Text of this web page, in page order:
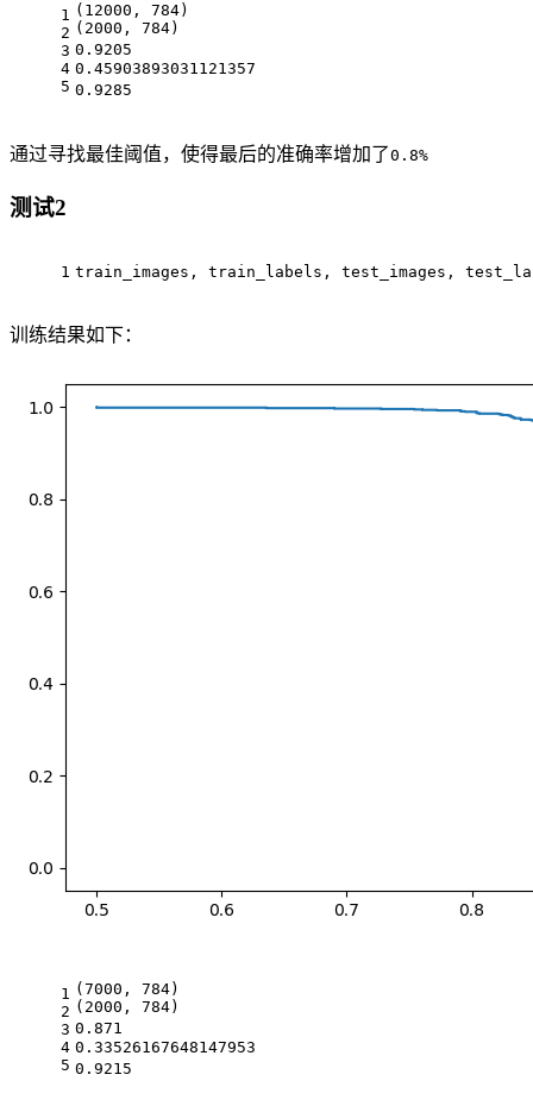
1
2
3
4
5
(12000, 784)
(2000, 784)
0.9205
0.45903893031121357
0.9285
通过寻找最佳阈值，使得最后的准确率增加了0.8%
测试2
1 train_images, train_labels, test_images,
训练结果如下：
1
2
3
4
5
(7000, 784)
(2000, 784)
0.871
0.33526167648147953
0.9215                                            #